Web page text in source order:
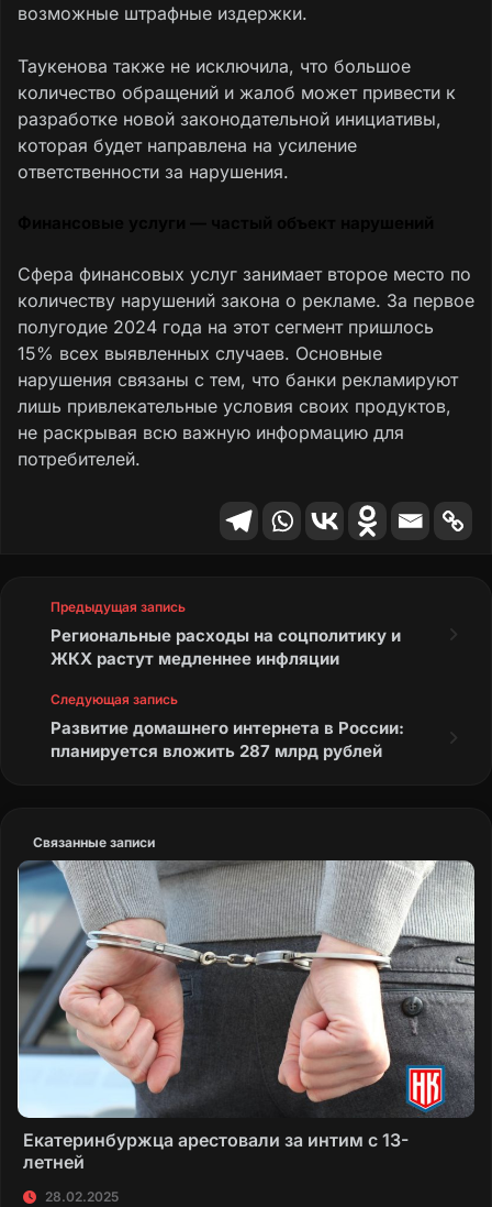
возможные штрафные издержки.
Таукенова также не исключила, что большое
количество обращений и жалоб может привести к
разработке новой законодательной инициативы,
которая будет направлена на усиление
ответственности за нарушения.
Сфера финансовых услуг занимает второе место по
количеству нарушений закона о рекламе. За первое
полугодие 2024 года на этот сегмент пришлось
15% всех выявленных случаев. Основные
нарушения связаны с тем, что банки рекламируют
лишь привлекательные условия своих продуктов,
не раскрывая всю важную информацию для
потребителей.
Предыдущая запись
Региональные расходы на соцполитику и
ЖКХ растут медленнее инфляции
Следующая запись
Развитие домашнего интернета в России:
планируется вложить 287 млрд рублей
Связанные записи
Екатеринбуржца арестовали за интим с 13-
летней
28.02.2025